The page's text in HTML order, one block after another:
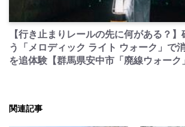
【行き止まりレールの先に何がある？
う「メロディック ライト ウォーク」で
を追体験【群馬県安中市「廃線ウォーク
関連記事